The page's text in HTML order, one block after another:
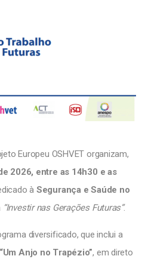
Europeu OSHVET organizam,
2026, entre as 14h30 e as
à Segurança e Saúde no
“Investir nas Gerações Futuras”.
diversificado, que inclui a
“Um Anjo no Trapézio”, em direto